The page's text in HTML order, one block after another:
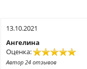
13.10.2021
Ангелина
Оценка:
Автор 24 отзывов